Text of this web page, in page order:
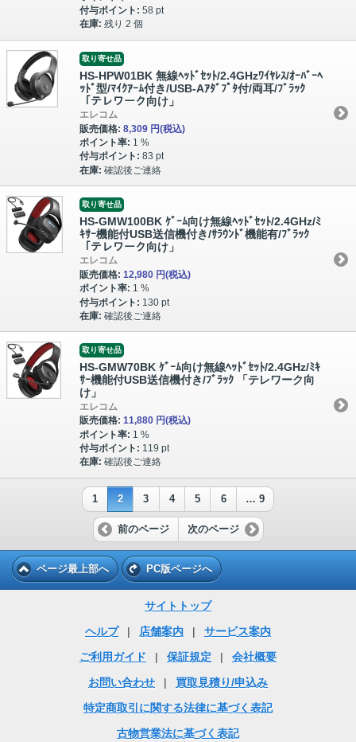
付与ポイント: 58 pt
在庫: 残り 2 個
取り寄せ品
HS-HPW01BK 無線ﾍｯﾄﾞｾｯﾄ/2.4GHzﾜｲﾔﾚｽ/ｵｰﾊﾞｰﾍ
ｯﾄﾞ型/ﾏｲｸｱｰﾑ付き/USB-Aｱﾀﾞﾌﾟﾀ付/両耳/ﾌﾞﾗｯｸ
「テレワーク向け」
エレコム
販売価格: 8,309 円(税込)
ポイント率: 1 %
付与ポイント: 83 pt
在庫: 確認後ご連絡
取り寄せ品
HS-GMW100BK ｹﾞｰﾑ向け無線ﾍｯﾄﾞｾｯﾄ/2.4GHz/ﾐ
ｷｻｰ機能付USB送信機付き/ｻﾗｳﾝﾄﾞ機能有/ﾌﾞﾗｯｸ
「テレワーク向け」
エレコム
販売価格: 12,980 円(税込)
ポイント率: 1 %
付与ポイント: 130 pt
在庫: 確認後ご連絡
取り寄せ品
HS-GMW70BK ｹﾞｰﾑ向け無線ﾍｯﾄﾞｾｯﾄ/2.4GHz/ﾐｷ
ｻｰ機能付USB送信機付き/ﾌﾞﾗｯｸ 「テレワーク向
け」
エレコム
販売価格: 11,880 円(税込)
ポイント率: 1 %
付与ポイント: 119 pt
在庫: 確認後ご連絡
1 2 3 4 5 6 … 9
前のページ 次のページ
ページ最上部へ PC版ページへ
サイトトップ
ヘルプ
| 店舗案内 |
サービス案内
ご利用ガイド
| 保証規定 |
会社概要
お問い合わせ
|
買取見積り/申込み
特定商取引に関する法律に基づく表記
古物営業法に基づく表記